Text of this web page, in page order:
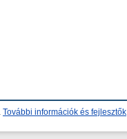
További információk és fejlesztők